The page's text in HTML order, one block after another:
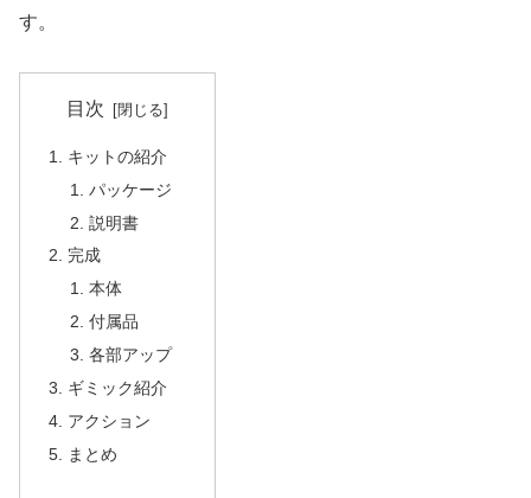
す。
目次
キットの紹介
パッケージ
説明書
完成
本体
付属品
各部アップ
ギミック紹介
アクション
まとめ